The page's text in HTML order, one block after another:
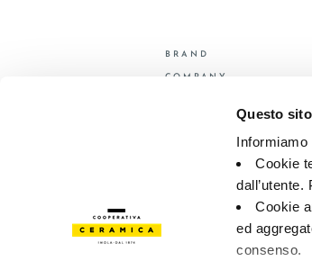
Questo
Cookie
Cookie
ed
consenso.
BRAND
COMPANY
COLLECTIONS
© 2026 - Cooperativa Ceramica
Cookie policy —